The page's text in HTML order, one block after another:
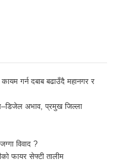
गर्न दबाब बढाउँदै महानगर र
अभाव, प्रमुख जिल्ला
विवाद ?
फायर सेफ्टी तालीम